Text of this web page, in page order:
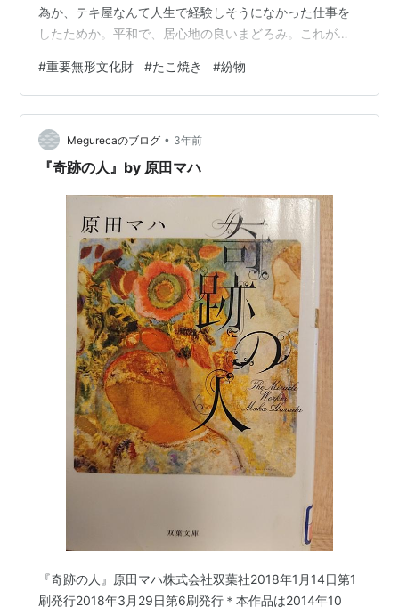
為か、テキ屋なんて人生で経験しそうになかった仕事を
したためか。平和で、居心地の良いまどろみ。これがず
抵抗を試みる。 来なかったはずの平氏を、ソースの匂い
で呼び寄せる。今日も私はネクロマンサー。 「平中納言
教盛、修理大夫経盛、鎧の上に碇を負ひ、兄弟手に手を
取りくみ、海にぞ沈み給ひける。」（平家物語 巻第十一
「能登殿最期」） だからイカリソースは避けた。オタフ
#重要無形文化財 #たこ焼き #紛物
Megurecaのブログ • 3年前
『奇跡の人』by 原田マハ
『奇跡の人』原田マハ株式会社双葉社2018年1月14日第1
刷発行2018年3月29日第6刷発行＊本作品は2014年10